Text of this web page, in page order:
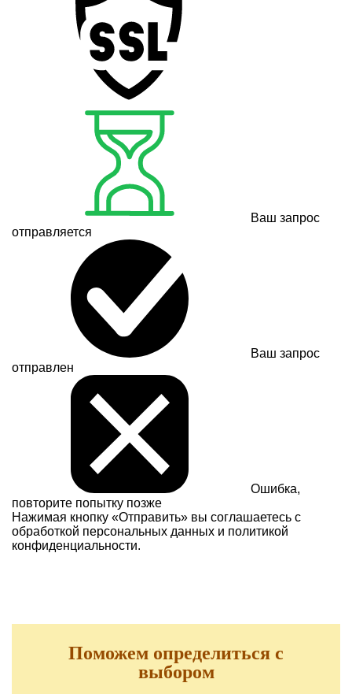
Ваш запрос
отправляется
Ваш запрос
отправлен
Ошибка,
повторите попытку позже
Нажимая кнопку «Отправить» вы соглашаетесь с
обработкой персональных данных и политикой
конфиденциальности.
Поможем определиться с
выбором